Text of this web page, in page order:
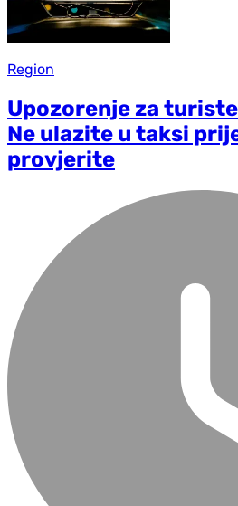
Region
Upozorenje za
Ne ulazite u taksi
provjerite